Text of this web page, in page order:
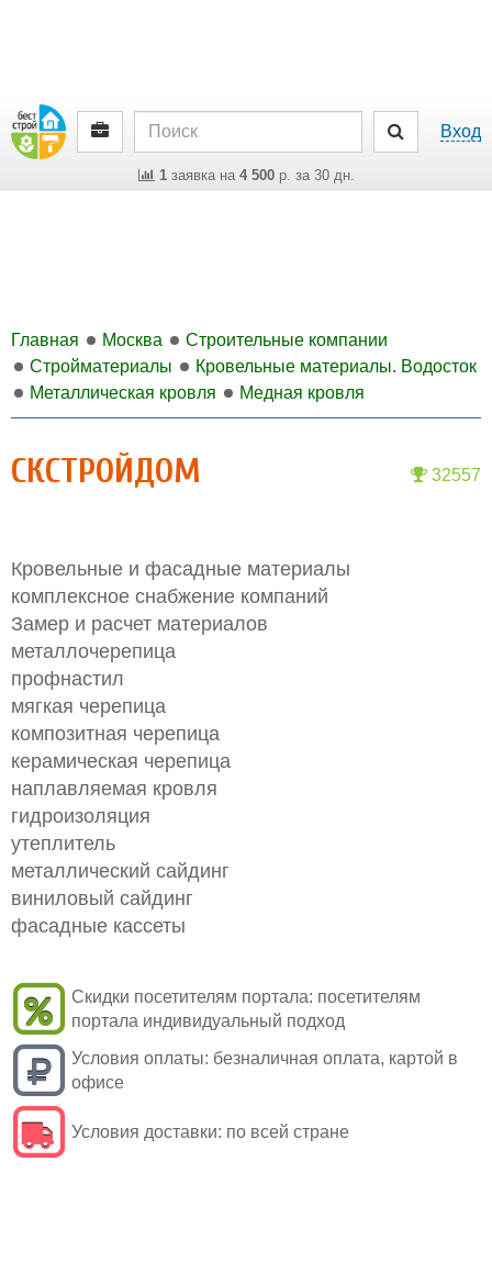
Вход
1заявка на 4 500р. за 30 дн.
Главная Москва
Строительные компании
Стройматериалы
Кровельные материалы. Водосток
Металлическая кровля
Медная кровля
32557
СКСТРОЙДОМ
Кровельные и фасадные материалы
комплексное снабжение компаний
Замер и расчет материалов
металлочерепица
профнастил
мягкая черепица
композитная черепица
керамическая черепица
наплавляемая кровля
гидроизоляция
утеплитель
металлический сайдинг
виниловый сайдинг
фасадные кассеты
Скидки посетителям портала: посетителям
портала индивидуальный подход
Условия оплаты: безналичная оплата, картой в
офисе
Условия доставки: по всей стране